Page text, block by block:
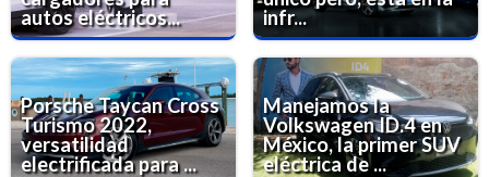
autos eléctricos...
infr...
Porsche Taycan Cross
Turismo 2022,
versatilidad
electrificada para ...
Manejamos la
Volkswagen ID.4 en
México, la primer SUV
eléctrica de ...